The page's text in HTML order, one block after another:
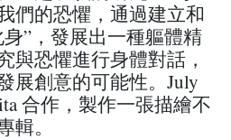
們的恐懼，通過建立和
”，發展出一種軀體精
與恐懼進行身體對話，
展創意的可能性。July
合作，製作一張描繪不
輯。